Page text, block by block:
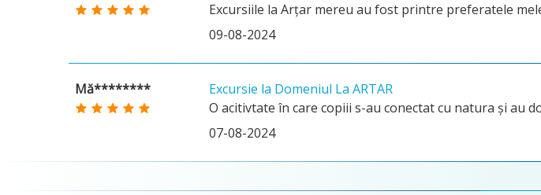
Excursiile la Arțar mereu au fost printre preferatele
09-08-2024
Mă********
Excursie la Domeniul La ARTAR
O acitivtate în care copiii s-au conectat cu natura și au
07-08-2024